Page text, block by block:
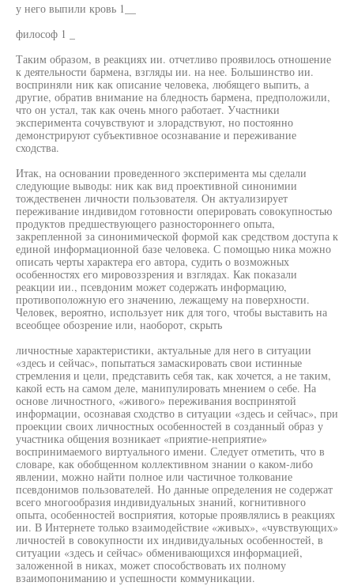
у него выпили кровь 1__
философ 1 _
Таким образом, в реакциях ии. отчетливо проявилось отношение
к деятельности бармена, взгляды ии. на нее. Большинство ии.
восприняли ник как описание человека, любящего выпить, а
другие, обратив внимание на бледность бармена, предположили,
что он устал, так как очень много работает. Участники
эксперимента сочувствуют и злорадствуют, но постоянно
демонстрируют субъективное осознавание и переживание
сходства.
Итак, на основании проведенного эксперимента мы сделали
следующие выводы: ник как вид проективной синонимии
тождественен личности пользователя. Он актуализирует
переживание индивидом готовности оперировать совокупностью
продуктов предшествующего разностороннего опыта,
закрепленной за синонимической формой как средством доступа к
единой информационной базе человека. С помощью ника можно
описать черты характера его автора, судить о возможных
особенностях его мировоззрения и взглядах. Как показали
реакции ии., псевдоним может содержать информацию,
противоположную его значению, лежащему на поверхности.
Человек, вероятно, использует ник для того, чтобы выставить на
всеобщее обозрение или, наоборот, скрыть
личностные характеристики, актуальные для него в ситуации
«здесь и сейчас», попытаться замаскировать свои истинные
стремления и цели, представить себя так, как хочется, а не таким,
какой есть на самом деле, манипулировать мнением о себе. На
основе личностного, «живого» переживания воспринятой
информации, осознавая сходство в ситуации «здесь и сейчас», при
проекции своих личностных особенностей в созданный образ у
участника общения возникает «приятие-неприятие»
воспринимаемого виртуального имени. Следует отметить, что в
словаре, как обобщенном коллективном знании о каком-либо
явлении, можно найти полное или частичное толкование
псевдонимов пользователей. Но данные определения не содержат
всего многообразия индивидуальных знаний, когнитивного
опыта, особенностей восприятия, которые проявлялись в реакциях
ии. В Интернете только взаимодействие «живых», «чувствующих»
личностей в совокупности их индивидуальных особенностей, в
ситуации «здесь и сейчас» обменивающихся информацией,
заложенной в никах, может способствовать их полному
взаимопониманию и успешности коммуникации.